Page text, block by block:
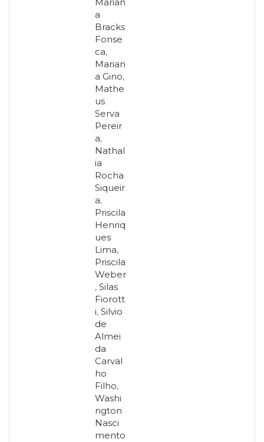
a
Bracks
Fonse
ca,
Marian
a Gino,
Mathe
us
Serva
Pereir
a,
Nathal
ia
Rocha
Siqueir
a,
Priscila
Henriq
ues
Lima,
Priscila
Weber
, Silas
Fiorott
i, Silvio
de
Almei
da
Carval
ho
Filho,
Washi
ngton
Nasci
mento